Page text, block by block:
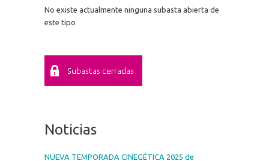
No existe actualmente ninguna subasta abierta de
este tipo
Noticias
NUEVA TEMPORADA CINEGÉTICA 2025 de